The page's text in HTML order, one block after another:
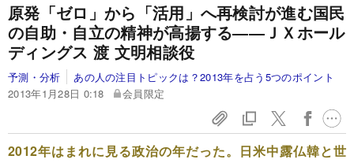
原発「ゼロ」から「活用」へ再検討が進む国民
の自助・自立の精神が高揚する――ＪＸホール
ディングス 渡 文明相談役
予測・分析
あの人の注目トピックは？2013年を占う5つのポイント
2013年1月28日 0:18
会員限定
2012年はまれに見る政治の年だった。日米中露仏韓と世